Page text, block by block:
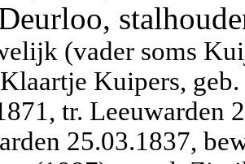
(vader soms
Klaartje Kuipers,
tr. Leeuwarden
25.03.1837,